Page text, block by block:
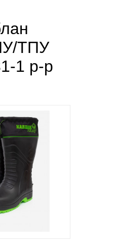
ТПУ
1 р-р